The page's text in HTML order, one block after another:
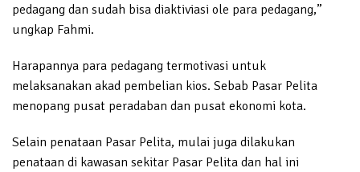
pedagang dan sudah bisa diaktiviasi ole para pedagang,”
ungkap Fahmi.
Harapannya para pedagang termotivasi untuk
melaksanakan akad pembelian kios. Sebab Pasar Pelita
menopang pusat peradaban dan pusat ekonomi kota.
Selain penataan Pasar Pelita, mulai juga dilakukan
penataan di kawasan sekitar Pasar Pelita dan hal ini